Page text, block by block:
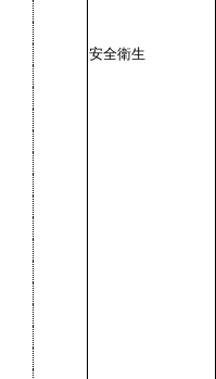
安全衛生